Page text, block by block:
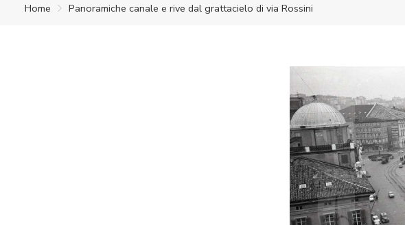
Home Panoramiche canale e rive dal grattacielo di via Rossini